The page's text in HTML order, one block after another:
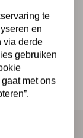
producten
te
en
via derde
gebruiken
met ons